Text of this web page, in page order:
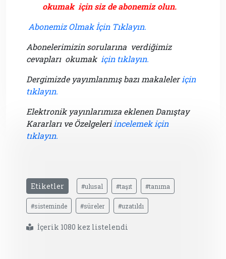
okumak için siz de abonemiz olun.
Abonemiz Olmak İçin Tıklayın.
Abonelerimizin sorularına verdiğimiz
cevapları okumak için tıklayın.
Dergimizde yayımlanmış bazı makaleleriçin
tıklayın.
Elektronik yayınlarımıza eklenen Danıştay
Kararları ve Özelgeleriincelemek için
tıklayın.
Etiketler #ulusal #taşıt #tanıma
#sisteminde #süreler #uzatıldı
İçerik 1080 kez listelendi